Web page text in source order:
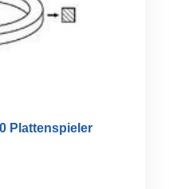
Plattenspieler